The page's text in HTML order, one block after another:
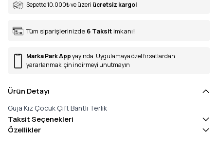
Sepette 10.000₺ve üzeri ücretsiz kargo!
Tüm siparişlerinizde 6 Taksit imkanı!
Marka Park Appyayında. Uygulamaya özel fırsatlardan
yararlanmak için indirmeyi unutmayın
Ürün Detayı
Guja Kız Çocuk Çift Bantlı Terlik
Taksit Seçenekleri
Özellikler